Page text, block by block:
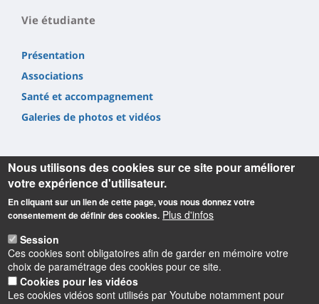
Vie étudiante
Présentation
Associations
Santé et accompagnement
Galeries de photos et vidéos
Informations
Université d'Orléans
Faculté Droit, Économie, Gestion
Rue de Blois BP 26739
45067 Orléans cedex 2
Accueil : 02 38 41 70 31
Nous utilisons des cookies sur ce site pour améliorer
votre expérience d'utilisateur.
En cliquant sur un lien de cette page, vous nous donnez votre
consentement de définir des cookies. Plus d'infos
Session
Ces cookies sont obligatoires afin de garder en mémoire votre
choix de paramétrage des cookies pour ce site.
Cookies pour les vidéos
Les cookies vidéos sont utilisés par Youtube notamment pour